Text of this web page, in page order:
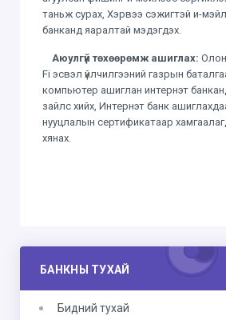
таньж сурах, Хэрвээ сэжигтэй и-мэйл
банканд яаралтай мэдэгдэх.
Аюулгүй төхөөрөмж ашиглах: Олон
Fi эсвэл үйлчилгээний газрын
компьютер ашиглан интернэт
зайлс хийх, Интернэт банк
нууцлалын сертификатаар
хянах.
БАНКНЫ ТУХАЙ
Бидний тухай